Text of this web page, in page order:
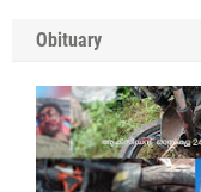
Obituary